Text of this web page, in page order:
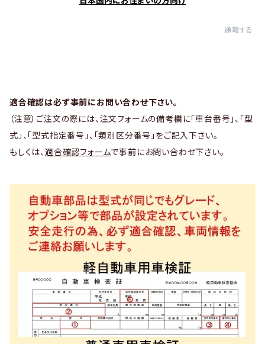
通報する
適合確認は必ず事前にお問い合わせ下さい。
（注意）ご注文の際には、注文フォームの備考欄に「車台番号」、「型
式」、「型式指定番号」、「類別区分番号」をご記入下さい。
もしくは、 適合確認フォームで事前にお問い合わせ下さい。